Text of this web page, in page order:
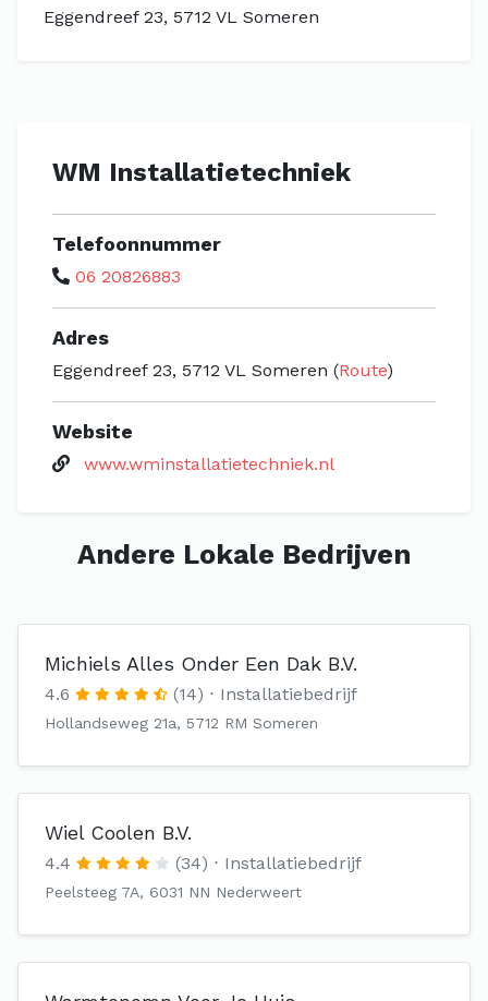
Eggendreef 23, 5712 VL Someren
WM Installatietechniek
Telefoonnummer
06 20826883
Adres
Eggendreef 23, 5712 VL Someren (Route)
Website
www.wminstallatietechniek.nl
Andere Lokale Bedrijven
Michiels Alles Onder Een Dak B.V.
4.6 (14) Installatiebedrijf
Hollandseweg 21a, 5712 RM Someren
Wiel Coolen B.V.
4.4 (34) Installatiebedrijf
Peelsteeg 7A, 6031 NN Nederweert